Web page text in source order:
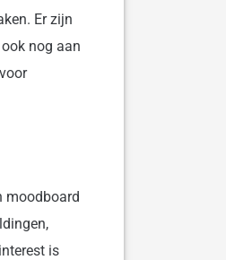
Er zijn
nog aan
moodboard
is